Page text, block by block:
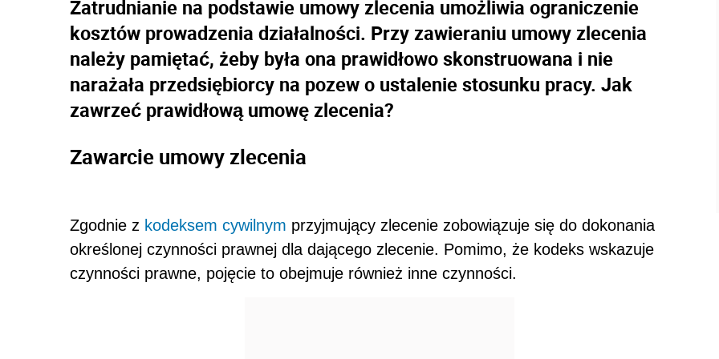
Zatrudnianie na podstawie umowy zlecenia umożliwia ograniczenie
kosztów prowadzenia działalności. Przy zawieraniu umowy zlecenia
należy pamiętać, żeby była ona prawidłowo skonstruowana i nie
narażała przedsiębiorcy na pozew o ustalenie stosunku pracy. Jak
zawrzeć prawidłową umowę zlecenia?
Zawarcie umowy zlecenia
Zgodnie z kodeksem cywilnym przyjmujący zlecenie zobowiązuje się do dokonania
określonej czynności prawnej dla dającego zlecenie. Pomimo, że kodeks wskazuje
czynności prawne, pojęcie to obejmuje również inne czynności.